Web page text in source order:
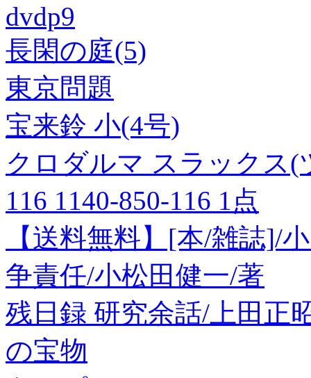
dvdp9
長閑の庭(5)
東京問題
宝来鈴 小(4号)
クロダルマ スラックス
116 1140-850-116 1点
【送料無料】[本/雑誌]/
争責任/小松田健一/著
残日録 研究余話/上田正
の宝物